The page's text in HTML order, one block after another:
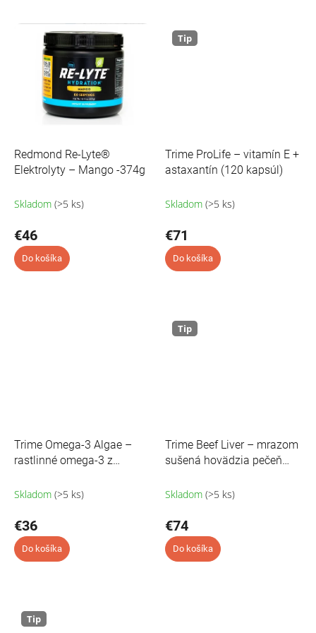
Redmond Re-Lyte®
Elektrolyty – Mango -374g
Skladom (>5 ks)
€46
Do košíka
Tip
Trime ProLife – vitamín E +
astaxantín (120 kapsúl)
Skladom (>5 ks)
€71
Do košíka
Trime Omega-3 Algae –
rastlinné omega-3 z
Skladom (>5 ks)
€36
Do košíka
Tip
Trime Beef Liver – mrazom
sušená hovädzia pečeň
Skladom (>5 ks)
€74
Do košíka
Tip